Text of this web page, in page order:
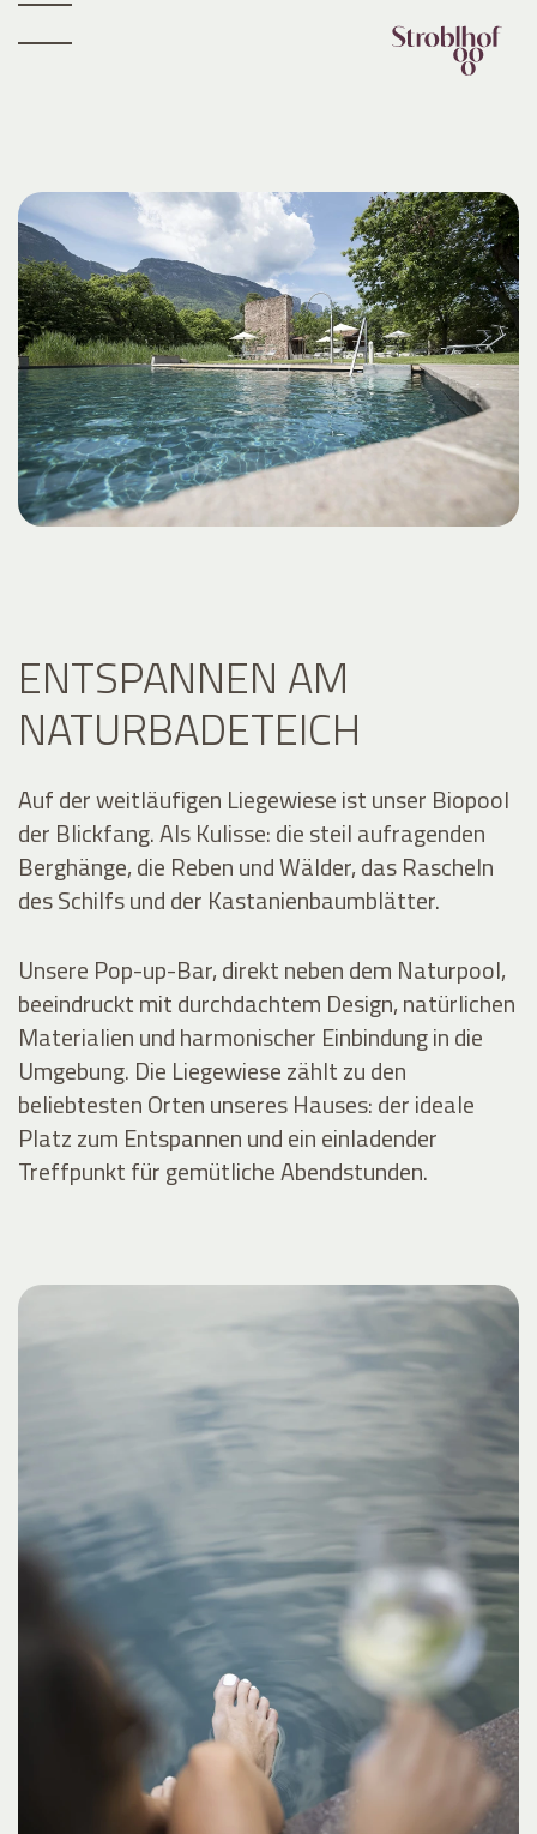
ENTSPANNEN AM
NATURBADETEICH
Auf der weitläufigen Liegewiese ist unser Biopool
der Blickfang. Als Kulisse: die steil aufragenden
Berghänge, die Reben und Wälder, das Rascheln
des Schilfs und der Kastanienbaumblätter.
Unsere Pop-up-Bar, direkt neben dem Naturpool,
beeindruckt mit durchdachtem Design, natürlichen
Materialien und harmonischer Einbindung in die
Umgebung. Die Liegewiese zählt zu den
beliebtesten Orten unseres Hauses: der ideale
Platz zum Entspannen und ein einladender
Treffpunkt für gemütliche Abendstunden.